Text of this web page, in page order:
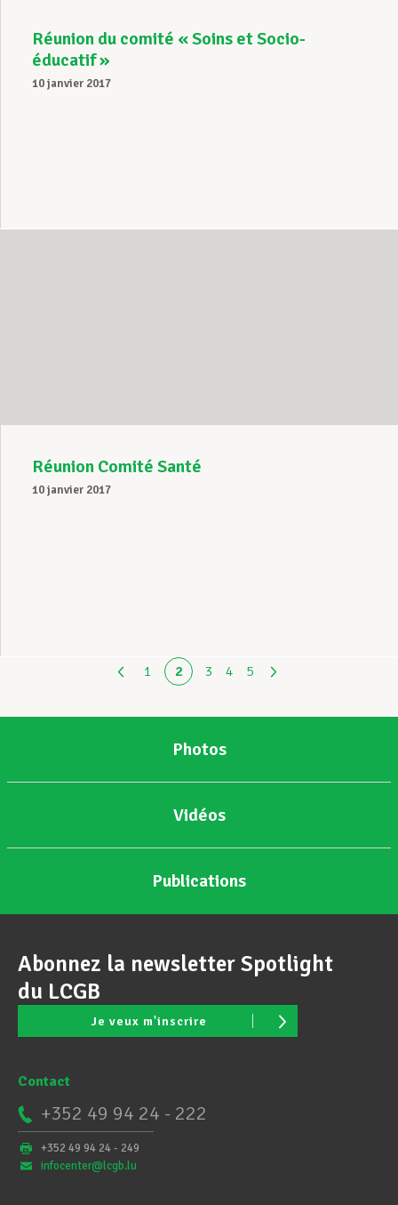
Réunion du comité « Soins et Socio-
éducatif »
10 janvier 2017
Réunion Comité Santé
10 janvier 2017
1 2 3 4 5
Photos
Vidéos
Publications
Abonnez la newsletter Spotlight
du LCGB
Je veux m'inscrire
Contact
+352 49 94 24 - 222
+352 49 94 24 - 249
infocenter@lcgb.lu